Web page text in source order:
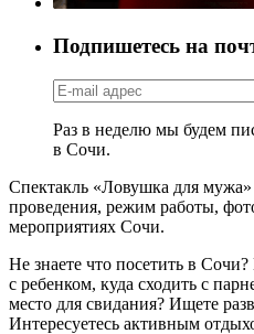
Подпишетесь на
Раз в неделю мы будем
в Сочи.
Спектакль «Ловушка для
проведения, режим работы,
мероприятиях Сочи.
Не знаете что посетить в
с ребенком, куда сходить с
место для свидания? Ищете
Интересуетесь активным